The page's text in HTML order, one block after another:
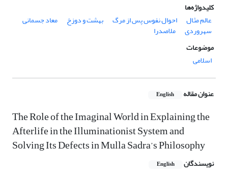
کلیدواژه‌ها
عالم مثال
احوال نفوس پس از مرگ بهشت و دوزخ معاد جسمانی
سهروردی
ملاصدرا
موضوعات
اسلامی
عنوان مقاله English
The Role of the Imaginal World in Explaining the
Afterlife in the Illuminationist System and
Solving Its Defects in Mulla Sadra’s Philosophy
نویسندگان English